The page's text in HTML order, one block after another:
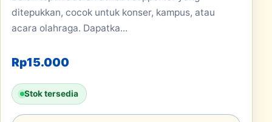
ditepukkan, cocok untuk konser, kampus, atau
acara olahraga. Dapatka...
Rp15.000
Stok tersedia